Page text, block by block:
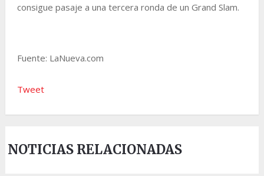
consigue pasaje a una tercera ronda de un Grand Slam.
Fuente: LaNueva.com
Tweet
NOTICIAS RELACIONADAS